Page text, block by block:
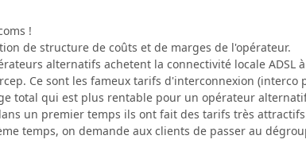
!
de structure de coûts et de marges de l'opérateur.
alternatifs achetent la connectivité locale ADSL
Ce sont les fameux tarifs d'interconnexion (interco
total qui est plus rentable pour un opérateur
un premier temps ils ont fait des tarifs très
temps, on demande aux clients de passer au